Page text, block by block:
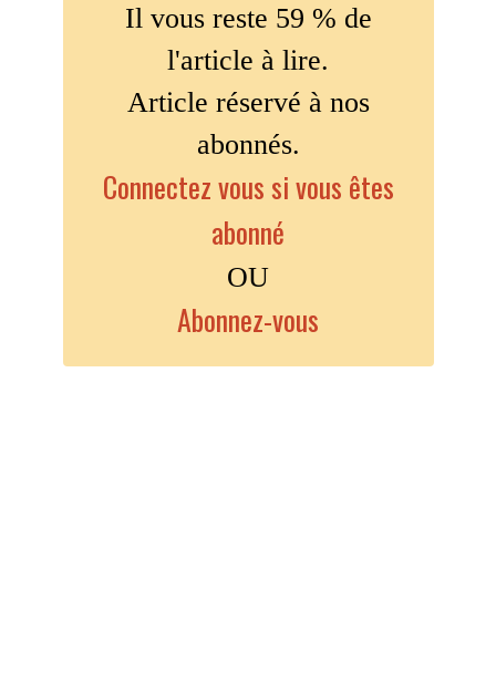
Il vous reste 59 % de
l'article à lire.
Article réservé à nos
abonnés.
Connectez vous si vous êtes
abonné
OU
Abonnez-vous